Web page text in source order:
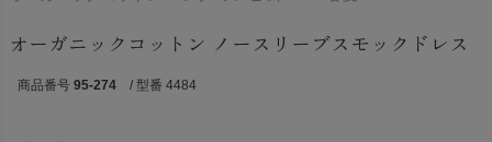
オーガニックコットン ノースリーブスモックドレス
商品番号 95-274 / 型番 4484